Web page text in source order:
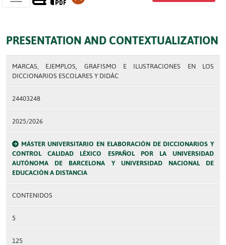
PRESENTATION AND CONTEXTUALIZATION
MARCAS, EJEMPLOS, GRAFISMO E ILUSTRACIONES EN LOS
DICCIONARIOS ESCOLARES Y DIDÁC
24403248
2025/2026
MÁSTER UNIVERSITARIO EN ELABORACIÓN DE DICCIONARIOS Y
CONTROL CALIDAD LÉXICO ESPAÑOL POR LA UNIVERSIDAD
AUTÓNOMA DE BARCELONA Y UNIVERSIDAD NACIONAL DE
EDUCACIÓN A DISTANCIA
CONTENIDOS
5
125